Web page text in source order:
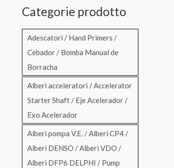
c
Categorie prodotto
Adescatori / Hand Primers /
Cebador / Bomba Manual de
Borracha
Alberi acceleratori / Accelerator
Starter Shaft / Eje Acelerador /
Exo Acelerador
Alberi pompa V.E. / Alberi CP4 /
Alberi DENSO / Alberi VDO /
Alberi DFP6 DELPHI / Pump